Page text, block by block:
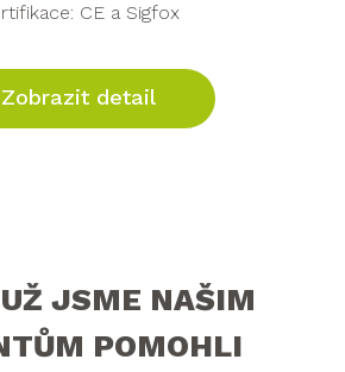
CE a Sigfox
Zobrazit detail
JSME NAŠIM
POMOHLI